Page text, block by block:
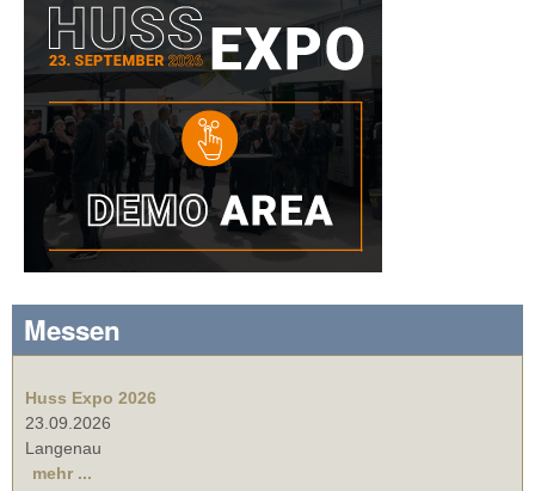
Messen
Huss Expo 2026
23.09.2026
Langenau
mehr ...